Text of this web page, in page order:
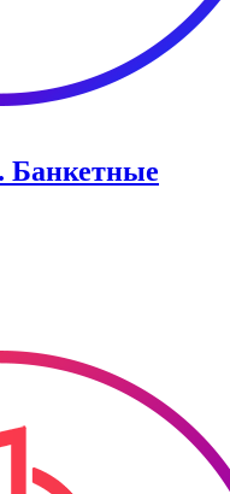
Банкетные